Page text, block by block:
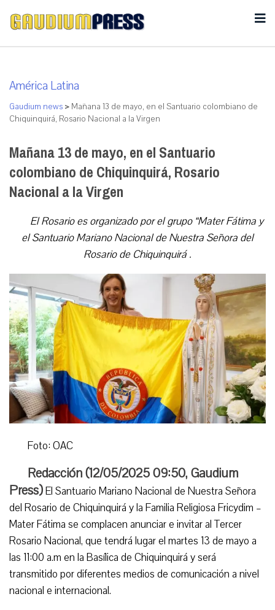
América Latina
Gaudium news > Mañana 13 de mayo, en el Santuario colombiano de
Chiquinquirá, Rosario Nacional a la Virgen
Mañana 13 de mayo, en el Santuario
colombiano de Chiquinquirá, Rosario
Nacional a la Virgen
El Rosario es organizado por el grupo “Mater Fátima y
el Santuario Mariano Nacional de Nuestra Señora del
Rosario de Chiquinquirá .
Foto: OAC
Redacción (12/05/2025 09:50, Gaudium
Press)El Santuario Mariano Nacional de Nuestra Señora
del Rosario de Chiquinquirá y la Familia Religiosa Fricydim –
Mater Fátima se complacen anunciar e invitar al Tercer
Rosario Nacional, que tendrá lugar el martes 13 de mayo a
las 11:00 a.m en la Basílica de Chiquinquirá y será
transmitido por diferentes medios de comunicación a nivel
nacional e internacional.